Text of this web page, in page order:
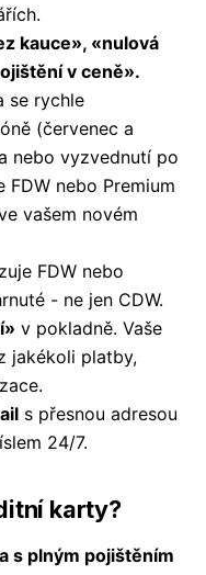
kauce», «nulová
v ceně».
se rychle
(červenec a
nebo vyzvednutí po
nebo Premium
vašem novém
FDW nebo
- ne jen CDW.
v pokladně. Vaše
jakékoli platby,
s přesnou adresou
24/7.
karty?
s plným pojištěním